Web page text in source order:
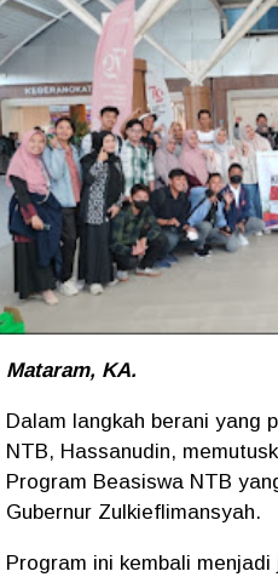
Mataram, KA.
Dalam langkah berani yang
NTB, Hassanudin,
Program Beasiswa NTB
Gubernur Zulkieflimansyah.
Program ini kembali